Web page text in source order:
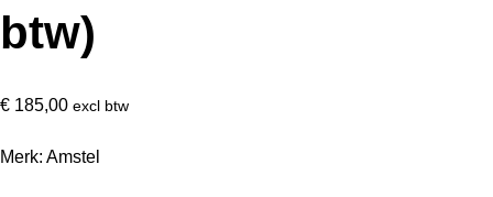
btw)
€ 185,00 excl btw
Merk: Amstel